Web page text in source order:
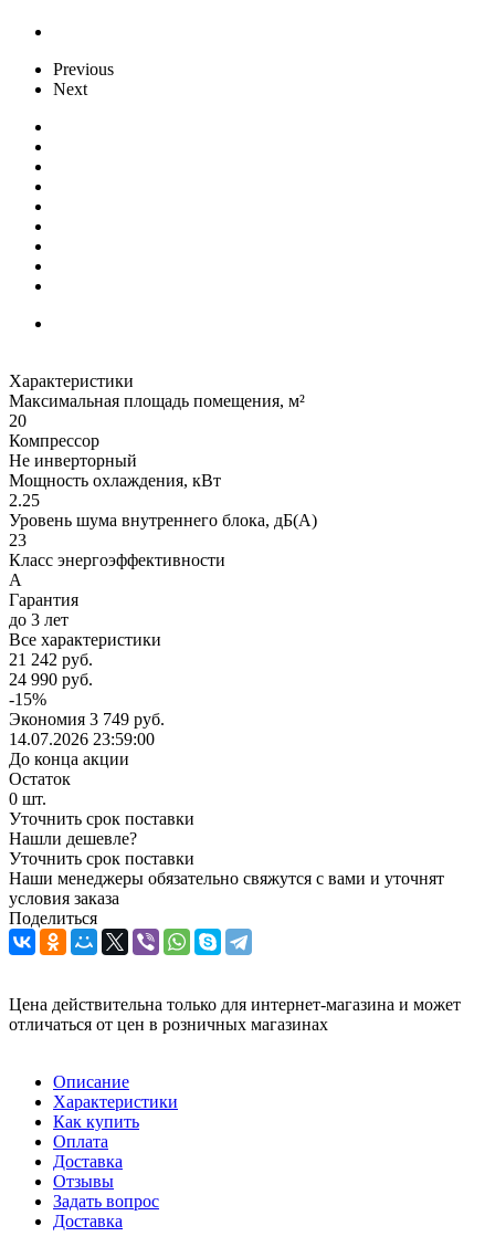
Previous
Next
Характеристики
Максимальная площадь помещения, м²
20
Компрессор
Не инверторный
Мощность охлаждения, кВт
2.25
Уровень шума внутреннего блока, дБ(А)
23
Класс энергоэффективности
A
Гарантия
до 3 лет
Все характеристики
21 242 руб.
24 990 руб.
-15%
Экономия 3 749 руб.
14.07.2026 23:59:00
До конца акции
Остаток
0 шт.
Уточнить срок поставки
Нашли дешевле?
Уточнить срок поставки
Наши менеджеры обязательно свяжутся с вами и уточнят
условия заказа
Поделиться
Цена действительна только для интернет-магазина и может
отличаться от цен в розничных магазинах
Описание
Характеристики
Как купить
Оплата
Доставка
Отзывы
Задать вопрос
Доставка